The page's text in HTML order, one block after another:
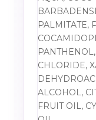
PALMITATE,
CHLORIDE,
ALCOHOL,
FRUIT OIL,